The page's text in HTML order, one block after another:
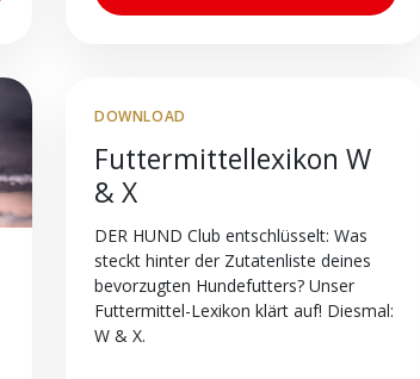
DOWNLOAD
Futtermittellexikon W
& X
DER HUND Club entschlüsselt: Was
steckt hinter der Zutatenliste deines
bevorzugten Hundefutters? Unser
Futtermittel-Lexikon klärt auf! Diesmal:
W & X.